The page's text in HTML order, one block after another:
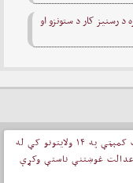
سره د رسنيز کار د ستونزو او
افغان خبریالانو خوندیتوب کمېټې په ۱۴ ولایتونو کې له
غوښتنې ناستې وکړې